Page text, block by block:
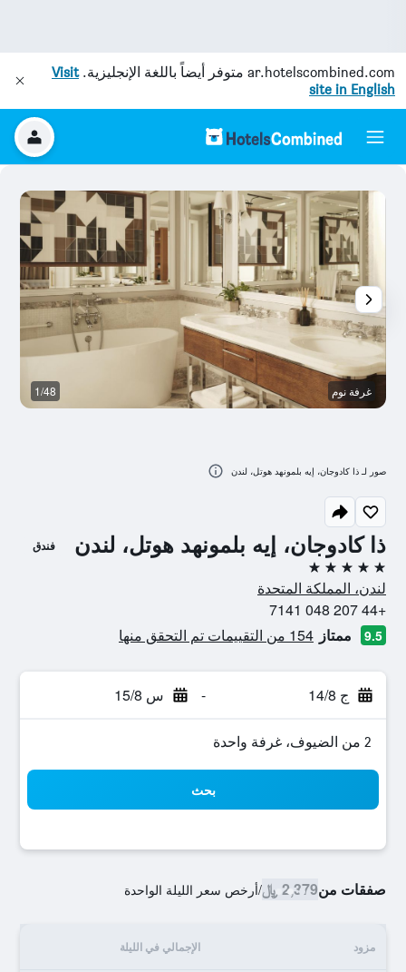
ar.hotelscombined.com متوفر أيضاً باللغة الإنجليزية.Visit
site in English
ذا كادوجان، إيه بلمونهد هوتل، لندن فندق
5 نجوم
لندن، المملكة المتحدة
+44 207 048 7141
9.5 ممتاز 154 من التقييمات تم التحقق منها
ج 14/8 - س 15/8
2 من الضيوف، غرفة واحدة
بحث
صفقات من2,379 ﷼ /أرخص سعر الليلة الواحدة
مزود الإجمالي في الليلة
غرفة نوم 1/48
صور لـ ذا كادوجان، إيه بلمونهد هوتل، لندن